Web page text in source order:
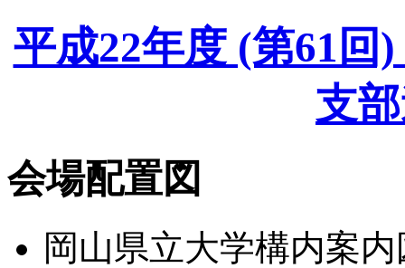
平成22年度 (第61回
支
会場配置図
岡山県立大学構内案